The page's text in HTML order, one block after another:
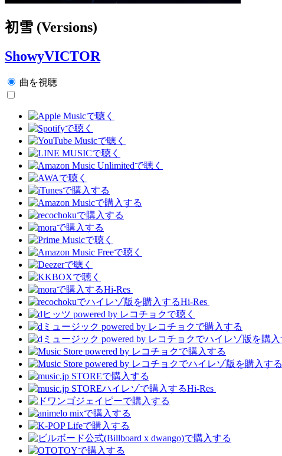
初雪 (Versions)
ShowyVICTOR
曲を視聴
Hi-Res
Hi-Res
Hi-Res